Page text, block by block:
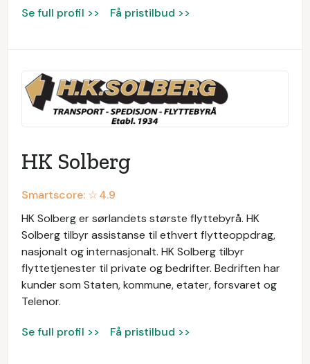
Se full profil >> Få pristilbud >>
HK Solberg
Smartscore: ☆4.9
HK Solberg er sørlandets største flyttebyrå. HK
Solberg tilbyr assistanse til ethvert flytteoppdrag,
nasjonalt og internasjonalt. HK Solberg tilbyr
flyttetjenester til private og bedrifter. Bedriften har
kunder som Staten, kommune, etater, forsvaret og
Telenor.
Se full profil >> Få pristilbud >>